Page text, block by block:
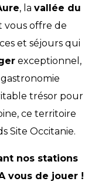
, la vallée du
vous offre de
et séjours qui
exceptionnel,
trésor pour
ce territoire
Site Occitanie.
nos stations
vous de jouer !